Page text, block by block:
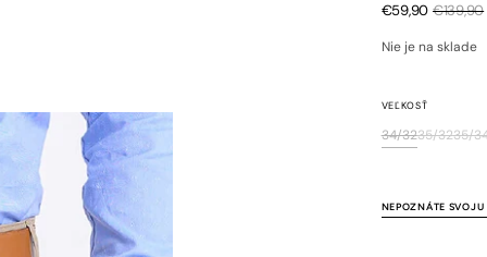
€139,90
Zľavnená
€59,90
Nie je na sklade
VEĽKOSŤ
34/32Variant
alebo
nedostupný
35/32Variant
alebo
35/
NEPOZNÁTE